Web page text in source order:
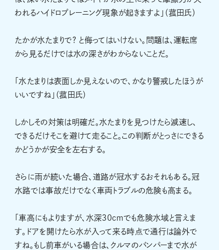
われるハイドロプレーニング現象が起きますよ」（菰田氏）
たかが水たまりで? と侮ってはいけない。問題は、運転席
から見るだけでは水の深さがわからないことだ。
「水たまりは表面しか見えないので、かなり警戒したほうが
いいですね」（菰田氏）
しかしその対策は明確だ。水たまりを見つけたら減速し、
できるだけそこを避けて走ること。この判断がとっさにできる
かどうかが安全を左右する。
さらに雨が続いた場合、道路が冠水するおそれもある。冠
水路では事故だけでなく車両トラブルの危険も高まる。
「車高にもよりますが、水深30cmでも危険水域と言えま
す。ドアを開けたら水が入って来る時点で通行は論外で
すね。もし前車がいる場合は、クルマのバンパーまで水が